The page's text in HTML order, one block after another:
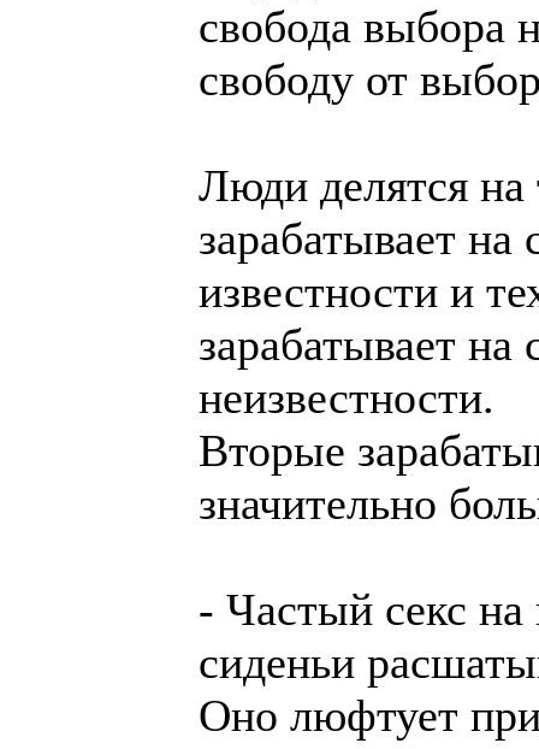
свобода выбора
свободу от
Люди делятся на
зарабатывает на
известности и
зарабатывает на
неизвестности.
Вторые
значительно
- Частый секс на
сиденьи
Оно люфтует